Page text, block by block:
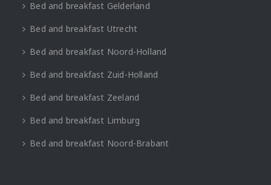
Bed and breakfast Gelderland
Bed and breakfast Utrecht
Bed and breakfast Noord-Holland
Bed and breakfast Zuid-Holland
Bed and breakfast Zeeland
Bed and breakfast Limburg
Bed and breakfast Noord-Brabant